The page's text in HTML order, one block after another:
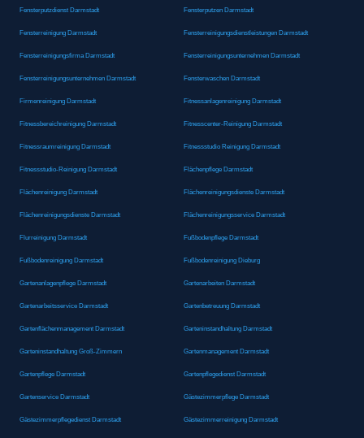
Fensterputzdienst Darmstadt Fensterputzen Darmstadt
Fensterreinigung Darmstadt Fensterreinigungsdienstleistungen Darmstadt
Fensterreinigungsfirma Darmstadt Fensterreinigungsunternehmen Darmstadt
Fensterreinigungsunternehmen Darmstadt Fensterwaschen Darmstadt
Firmenreinigung Darmstadt Fitnessanlagenreinigung Darmstadt
Fitnessbereichreinigung Darmstadt Fitnesscenter-Reinigung Darmstadt
Fitnessraumreinigung Darmstadt Fitnessstudio Reinigung Darmstadt
Fitnessstudio-Reinigung Darmstadt Flächenpflege Darmstadt
Flächenreinigung Darmstadt Flächenreinigungsdienste Darmstadt
Flächenreinigungsdienste Darmstadt Flächenreinigungsservice Darmstadt
Flurreinigung Darmstadt Fußbodenpflege Darmstadt
Fußbodenreinigung Darmstadt Fußbodenreinigung Dieburg
Gartenanlagenpflege Darmstadt Gartenarbeiten Darmstadt
Gartenarbeitsservice Darmstadt Gartenbetreuung Darmstadt
Gartenflächenmanagement Darmstadt Garteninstandhaltung Darmstadt
Garteninstandhaltung Groß-Zimmern Gartenmanagement Darmstadt
Gartenpflege Darmstadt Gartenpflegedienst Darmstadt
Gartenservice Darmstadt Gästezimmerpflege Darmstadt
Gästezimmerpflegedienst Darmstadt Gästezimmerreinigung Darmstadt